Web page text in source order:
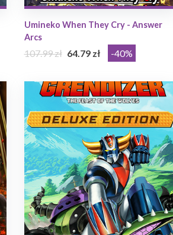
Umineko When They Cry - Answer
Arcs
107.99 zł 64.79 zł -40%